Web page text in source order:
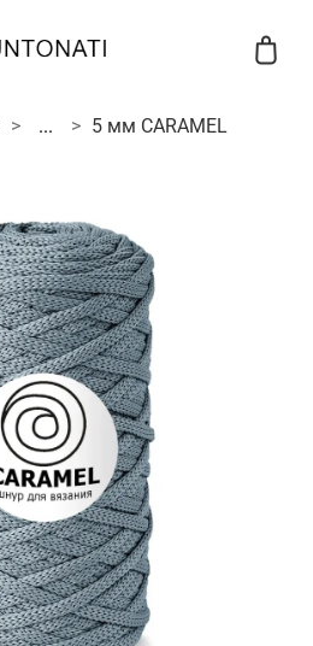
... 5 мм CARAMEL